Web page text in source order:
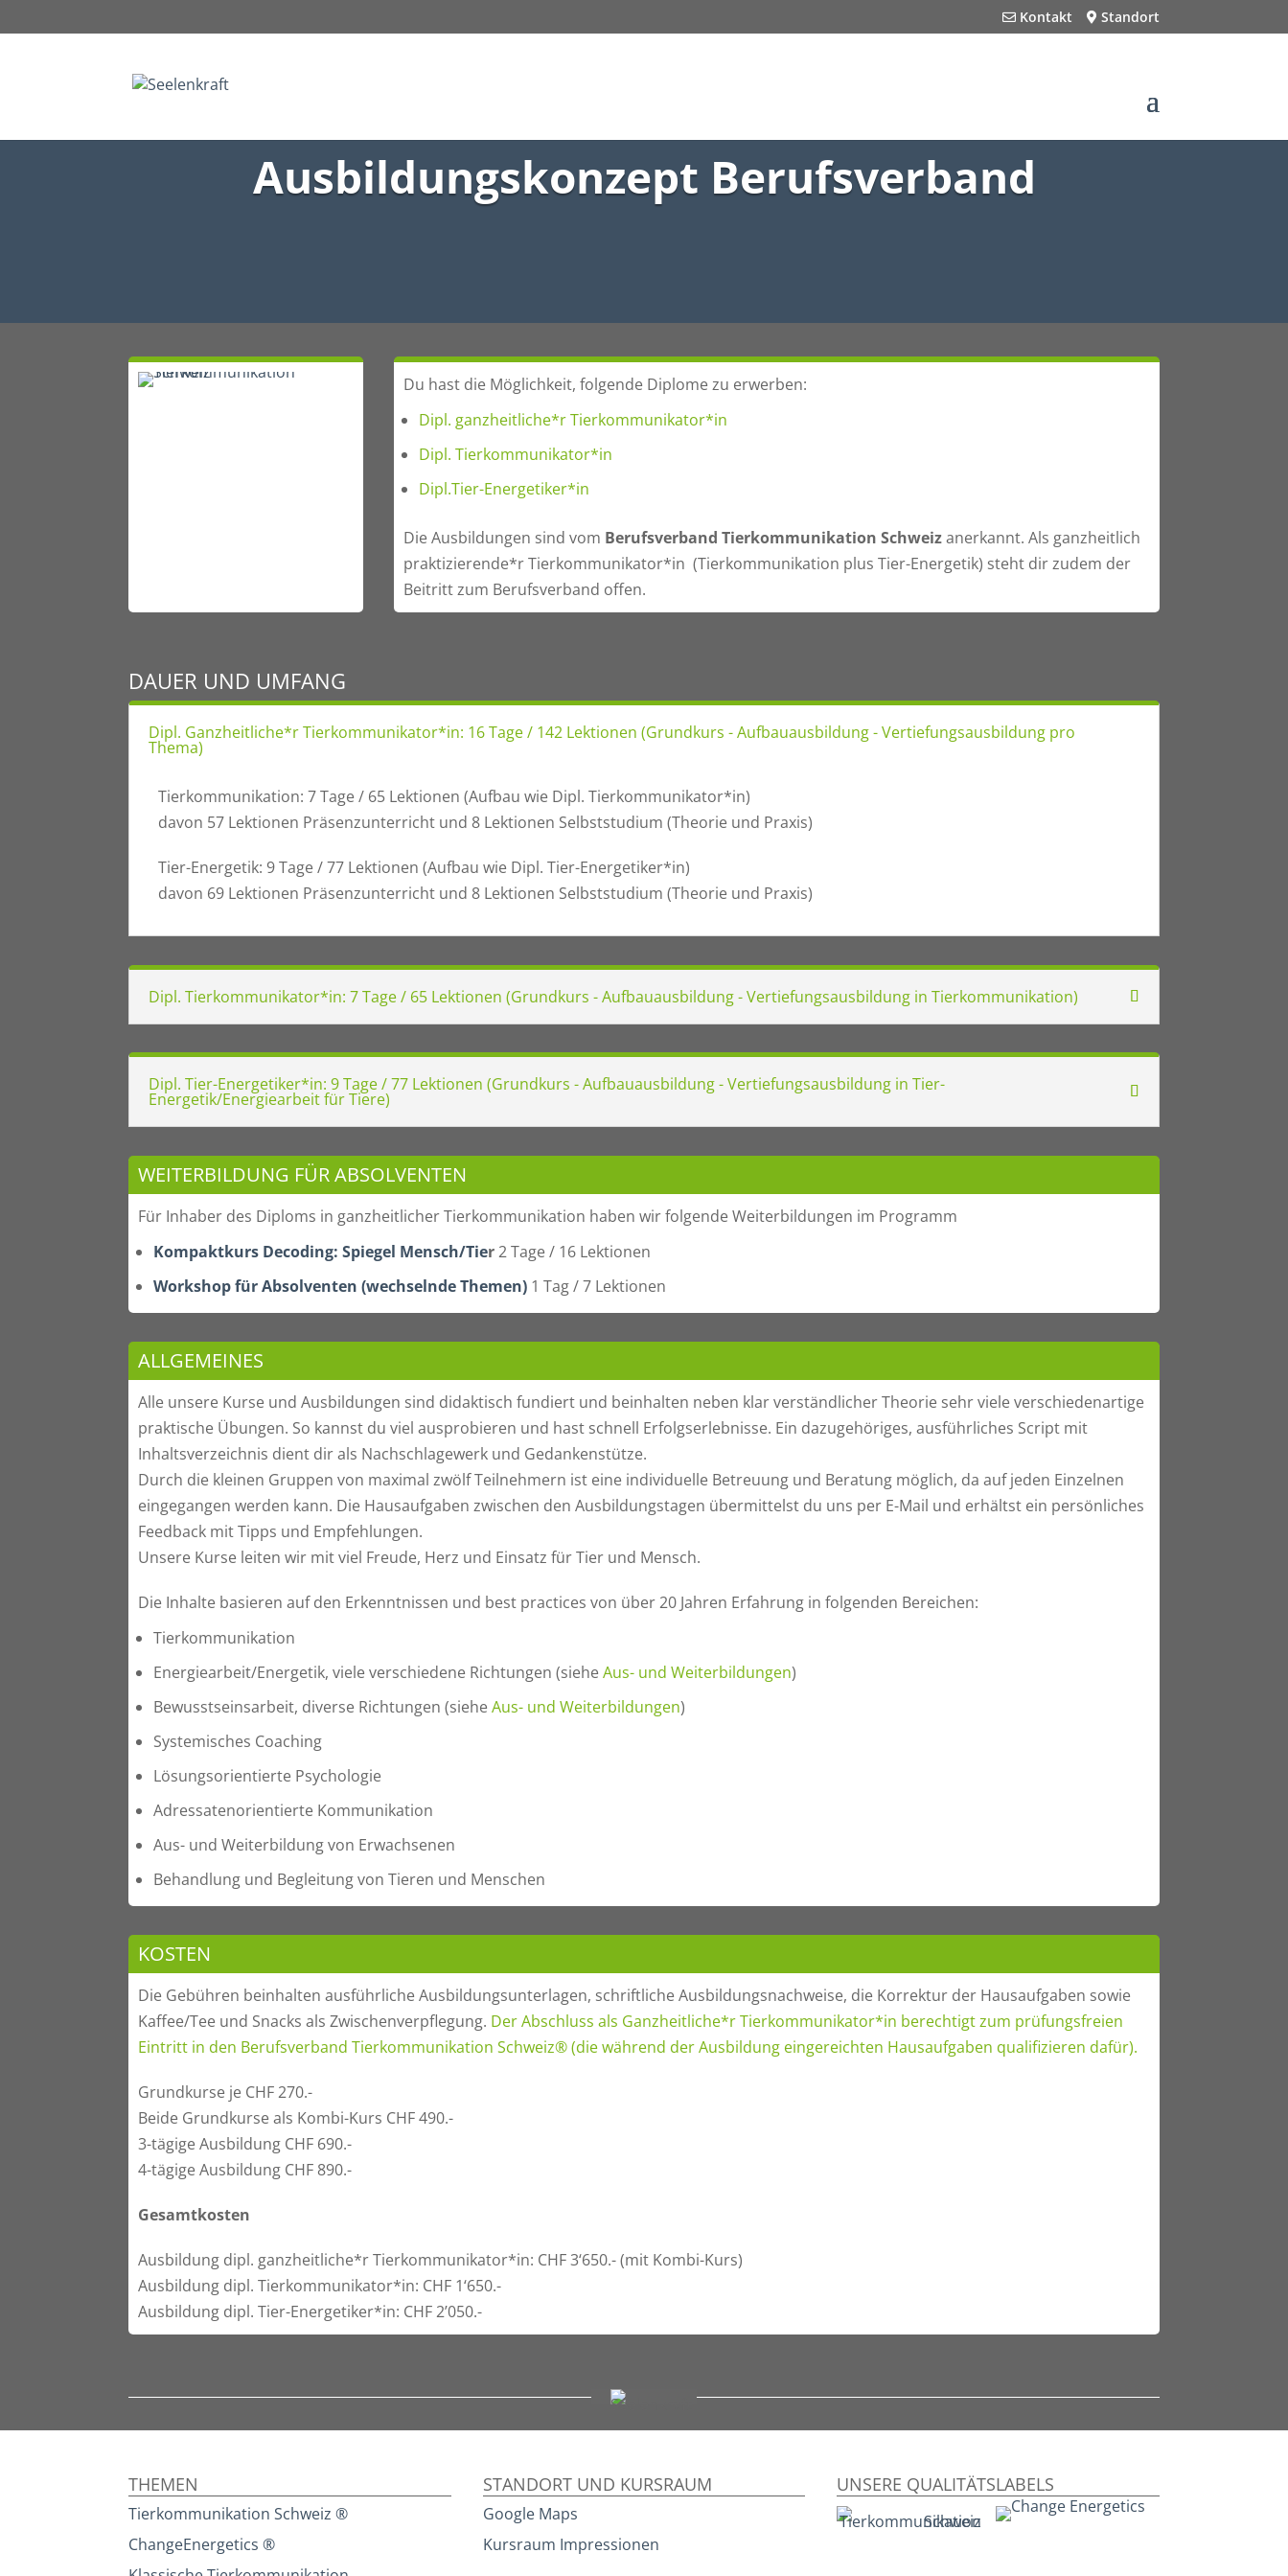
Kontakt Standort
Ausbildungskonzept Berufsverband
Du hast die Möglichkeit, folgende Diplome zu erwerben:
Dipl. ganzheitliche*r Tierkommunikator*in
Dipl. Tierkommunikator*in
Dipl.Tier-Energetiker*in
Die Ausbildungen sind vom Berufsverband Tierkommunikation Schweizanerkannt. Als ganzheitlich
praktizierende*r Tierkommunikator*in (Tierkommunikation plus Tier-Energetik) steht dir zudem der
Beitritt zum Berufsverband offen.
DAUER UND UMFANG
Dipl. Ganzheitliche*r Tierkommunikator*in: 16 Tage / 142 Lektionen (Grundkurs - Aufbauausbildung - Vertiefungsausbildung pro
Thema)
Tierkommunikation: 7 Tage / 65 Lektionen (Aufbau wie Dipl. Tierkommunikator*in)
davon 57 Lektionen Präsenzunterricht und 8 Lektionen Selbststudium (Theorie und Praxis)
Tier-Energetik: 9 Tage / 77 Lektionen (Aufbau wie Dipl. Tier-Energetiker*in)
davon 69 Lektionen Präsenzunterricht und 8 Lektionen Selbststudium (Theorie und Praxis)
Dipl. Tierkommunikator*in: 7 Tage / 65 Lektionen (Grundkurs - Aufbauausbildung - Vertiefungsausbildung in Tierkommunikation)
Dipl. Tier-Energetiker*in: 9 Tage / 77 Lektionen (Grundkurs - Aufbauausbildung - Vertiefungsausbildung in Tier-
Energetik/Energiearbeit für Tiere)
WEITERBILDUNG FÜR ABSOLVENTEN
Für Inhaber des Diploms in ganzheitlicher Tierkommunikation haben wir folgende Weiterbildungen im Programm
Kompaktkurs Decoding: Spiegel Mensch/Tier2 Tage / 16 Lektionen
Workshop für Absolventen (wechselnde Themen) 1 Tag / 7 Lektionen
ALLGEMEINES
Alle unsere Kurse und Ausbildungen sind didaktisch fundiert und beinhalten neben klar verständlicher Theorie sehr viele verschiedenartige
praktische Übungen. So kannst du viel ausprobieren und hast schnell Erfolgserlebnisse. Ein dazugehöriges, ausführliches Script mit
Inhaltsverzeichnis dient dir als Nachschlagewerk und Gedankenstütze.
Durch die kleinen Gruppen von maximal zwölf Teilnehmern ist eine individuelle Betreuung und Beratung möglich, da auf jeden Einzelnen
eingegangen werden kann. Die Hausaufgaben zwischen den Ausbildungstagen übermittelst du uns per E-Mail und erhältst ein persönliches
Feedback mit Tipps und Empfehlungen.
Unsere Kurse leiten wir mit viel Freude, Herz und Einsatz für Tier und Mensch.
Die Inhalte basieren auf den Erkenntnissen und best practices von über 20 Jahren Erfahrung in folgenden Bereichen:
Tierkommunikation
Energiearbeit/Energetik, viele verschiedene Richtungen (sieheAus- und Weiterbildungen)
Bewusstseinsarbeit, diverse Richtungen (sieheAus- und Weiterbildungen)
Systemisches Coaching
Lösungsorientierte Psychologie
Adressatenorientierte Kommunikation
Aus- und Weiterbildung von Erwachsenen
Behandlung und Begleitung von Tieren und Menschen
KOSTEN
Die Gebühren beinhalten ausführliche Ausbildungsunterlagen, schriftliche Ausbildungsnachweise, die Korrektur der Hausaufgaben sowie
Kaffee/Tee und Snacks als Zwischenverpflegung. Der Abschluss als Ganzheitliche*r Tierkommunikator*in berechtigt zum prüfungsfreien
Eintritt in den Berufsverband Tierkommunikation Schweiz® (die während der Ausbildung eingereichten Hausaufgaben qualifizieren dafür).
Grundkurse je CHF 270.-
Beide Grundkurse als Kombi-Kurs CHF 490.-
3-tägige Ausbildung CHF 690.-
4-tägige Ausbildung CHF 890.-
Gesamtkosten
Ausbildung dipl. ganzheitliche*r Tierkommunikator*in: CHF 3‘650.- (mit Kombi-Kurs)
Ausbildung dipl. Tierkommunikator*in: CHF 1‘650.-
Ausbildung dipl. Tier-Energetiker*in: CHF 2’050.-
THEMEN
Tierkommunikation Schweiz ®
ChangeEnergetics ®
STANDORT UND KURSRAUM
Google Maps
Kursraum Impressionen
UNSERE QUALITÄTSLABELS